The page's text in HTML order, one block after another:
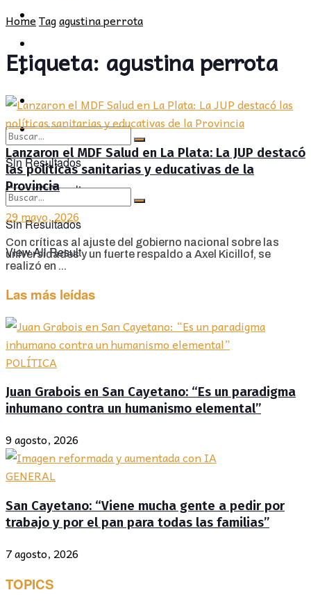
CULTURA
Sin Resultados
View All Result
PROVINCIA
SOCIEDAD
CULTURA
OPINIÓN
Sin Resultados
View All Result
HomeTagagustina perrota
Etiqueta: agustina perrota
Lanzaron el MDF Salud en La Plata: La JUP destacó
las políticas sanitarias y educativas de la
Provincia
29 mayo, 2026
Con críticas al ajuste del gobierno nacional sobre las
universidades y un fuerte respaldo a Axel Kicillof, se
realizó en ...
Las más leídas
POLÍTICA
Juan Grabois en San Cayetano: “Es un paradigma
inhumano contra un humanismo elemental”
9 agosto, 2026
GENERAL
San Cayetano: “Viene mucha gente a pedir por
trabajo y por el pan para todas las familias”
7 agosto, 2026
TOPICS